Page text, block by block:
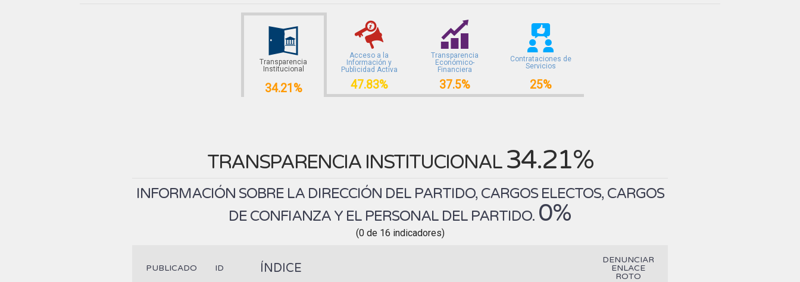
Transparencia
Institucional
34.21%
Acceso a la
Información y
Publicidad Activa
47.83%
Transparencia
Económico-
Financiera
37.5%
Contrataciones de
Servicios
25%
TRANSPARENCIA INSTITUCIONAL 34.21%
INFORMACIÓN SOBRE LA DIRECCIÓN DEL PARTIDO, CARGOS ELECTOS, CARGOS
DE CONFIANZA Y EL PERSONAL DEL PARTIDO. 0%
(0 de 16 indicadores)
PUBLICADO ID ÍNDICE
DENUNCIAR
ENLACE
ROTO